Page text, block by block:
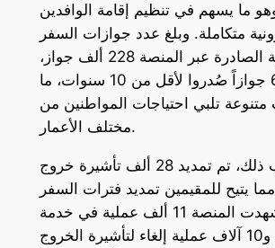
وهو ما يسهم في تنظيم إقامة الوافدين
متكاملة. وبلغ عدد جوازات السفر
السعودية الصادرة عبر المنصة 228 ألف جواز،
إضافة إلى 60 جوازاً صُدروا لأقل من 10 سنوات، ما
متنوعة تلبي احتياجات المواطنين من
مختلف الأعمار.
إلى جانب ذلك، تم تمديد 28 ألف تأشيرة خروج
يتيح للمقيمين تمديد فترات السفر
بسهولة. كما شهدت المنصة 11 ألف عملية في خدمة
نقل الخدمات، و10 آلاف عملية إلغاء لتأشيرة الخروج